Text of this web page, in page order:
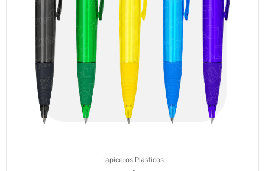
Lapiceros Plásticos